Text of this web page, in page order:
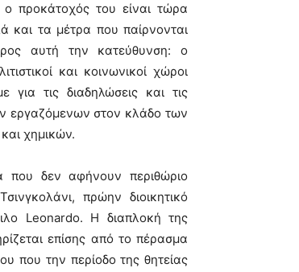
ο προκάτοχός του είναι τώρα
και τα μέτρα που παίρνονται
αυτή την κατεύθυνση: ο
και κοινωνικοί χώροι
για τις διαδηλώσεις και τις
εργαζόμενων στον κλάδο των
χημικών.
που δεν αφήνουν περιθώριο
πρώην διοικητικό
Leonardo. Η διαπλοκή της
επίσης από το πέρασμα
που την περίοδο της θητείας